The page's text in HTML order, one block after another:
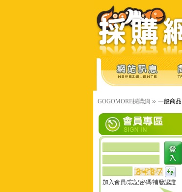
GOGOMORE採購網 » 一般商品
加入會員/忘記密碼/補發認證